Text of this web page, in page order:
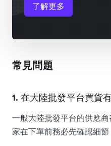
了解更多
常見問題
1. 在大陸批發平台買貨
一般大陸批發平台的供應
家在下單前務必先確認細節